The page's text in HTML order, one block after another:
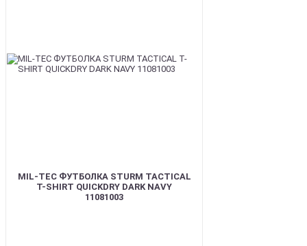
MIL-TEC ФУТБОЛКА STURM TACTICAL
T-SHIRT QUICKDRY DARK NAVY
11081003